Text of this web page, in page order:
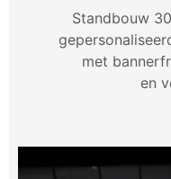
Standbouw
met
en